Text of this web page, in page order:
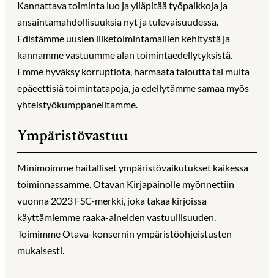
Kannattava toiminta luo ja ylläpitää työpaikkoja ja
ansaintamahdollisuuksia nyt ja tulevaisuudessa.
Edistämme uusien liiketoimintamallien kehitystä ja
kannamme vastuumme alan toimintaedellytyksistä.
Emme hyväksy korruptiota, harmaata taloutta tai muita
epäeettisiä toimintatapoja, ja edellytämme samaa myös
yhteistyökumppaneiltamme.
Ympäristövastuu
Minimoimme haitalliset ympäristövaikutukset kaikessa
toiminnassamme. Otavan Kirjapainolle myönnettiin
vuonna 2023 FSC-merkki, joka takaa kirjoissa
käyttämiemme raaka-aineiden vastuullisuuden.
Toimimme Otava-konsernin ympäristöohjeistusten
mukaisesti.